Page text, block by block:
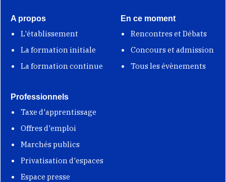
A propos
L'établissement
La formation initiale
La formation continue
En ce moment
Rencontres et Débats
Concours et admission
Tous les évènements
Professionnels
Taxe d'apprentissage
Offres d'emploi
Marchés publics
Privatisation d'espaces
Espace presse